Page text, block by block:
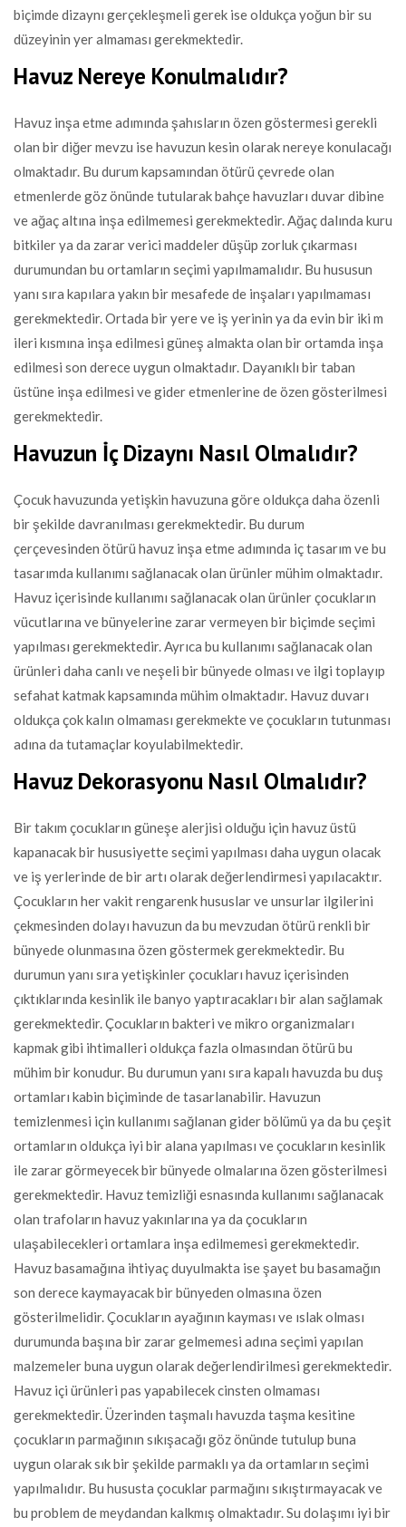
biçimde dizaynı gerçekleşmeli gerek ise oldukça yoğun bir su
düzeyinin yer almaması gerekmektedir.
Havuz Nereye Konulmalıdır?
Havuz inşa etme adımında şahısların özen göstermesi gerekli
olan bir diğer mevzu ise havuzun kesin olarak nereye konulacağı
olmaktadır. Bu durum kapsamından ötürü çevrede olan
etmenlerde göz önünde tutularak bahçe havuzları duvar dibine
ve ağaç altına inşa edilmemesi gerekmektedir. Ağaç dalında kuru
bitkiler ya da zarar verici maddeler düşüp zorluk çıkarması
durumundan bu ortamların seçimi yapılmamalıdır. Bu hususun
yanı sıra kapılara yakın bir mesafede de inşaları yapılmaması
gerekmektedir. Ortada bir yere ve iş yerinin ya da evin bir iki m
ileri kısmına inşa edilmesi güneş almakta olan bir ortamda inşa
edilmesi son derece uygun olmaktadır. Dayanıklı bir taban
üstüne inşa edilmesi ve gider etmenlerine de özen gösterilmesi
gerekmektedir.
Havuzun İç Dizaynı Nasıl Olmalıdır?
Çocuk havuzunda yetişkin havuzuna göre oldukça daha özenli
bir şekilde davranılması gerekmektedir. Bu durum
çerçevesinden ötürü havuz inşa etme adımında iç tasarım ve bu
tasarımda kullanımı sağlanacak olan ürünler mühim olmaktadır.
Havuz içerisinde kullanımı sağlanacak olan ürünler çocukların
vücutlarına ve bünyelerine zarar vermeyen bir biçimde seçimi
yapılması gerekmektedir. Ayrıca bu kullanımı sağlanacak olan
ürünleri daha canlı ve neşeli bir bünyede olması ve ilgi toplayıp
sefahat katmak kapsamında mühim olmaktadır. Havuz duvarı
oldukça çok kalın olmaması gerekmekte ve çocukların tutunması
adına da tutamaçlar koyulabilmektedir.
Havuz Dekorasyonu Nasıl Olmalıdır?
Bir takım çocukların güneşe alerjisi olduğu için havuz üstü
kapanacak bir hususiyette seçimi yapılması daha uygun olacak
ve iş yerlerinde de bir artı olarak değerlendirmesi yapılacaktır.
Çocukların her vakit rengarenk hususlar ve unsurlar ilgilerini
çekmesinden dolayı havuzun da bu mevzudan ötürü renkli bir
bünyede olunmasına özen göstermek gerekmektedir. Bu
durumun yanı sıra yetişkinler çocukları havuz içerisinden
çıktıklarında kesinlik ile banyo yaptıracakları bir alan sağlamak
gerekmektedir. Çocukların bakteri ve mikro organizmaları
kapmak gibi ihtimalleri oldukça fazla olmasından ötürü bu
mühim bir konudur. Bu durumun yanı sıra kapalı havuzda bu duş
ortamları kabin biçiminde de tasarlanabilir. Havuzun
temizlenmesi için kullanımı sağlanan gider bölümü ya da bu çeşit
ortamların oldukça iyi bir alana yapılması ve çocukların kesinlik
ile zarar görmeyecek bir bünyede olmalarına özen gösterilmesi
gerekmektedir. Havuz temizliği esnasında kullanımı sağlanacak
olan trafoların havuz yakınlarına ya da çocukların
ulaşabilecekleri ortamlara inşa edilmemesi gerekmektedir.
Havuz basamağına ihtiyaç duyulmakta ise şayet bu basamağın
son derece kaymayacak bir bünyeden olmasına özen
gösterilmelidir. Çocukların ayağının kayması ve ıslak olması
durumunda başına bir zarar gelmemesi adına seçimi yapılan
malzemeler buna uygun olarak değerlendirilmesi gerekmektedir.
Havuz içi ürünleri pas yapabilecek cinsten olmaması
gerekmektedir. Üzerinden taşmalı havuzda taşma kesitine
çocukların parmağının sıkışacağı göz önünde tutulup buna
uygun olarak sık bir şekilde parmaklı ya da ortamların seçimi
yapılmalıdır. Bu hususta çocuklar parmağını sıkıştırmayacak ve
bu problem de meydandan kalkmış olmaktadır. Su dolaşımı iyi bir